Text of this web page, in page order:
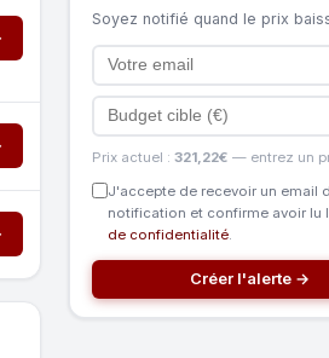
Soyez notifié quand le prix
Prix actuel : 321,22€ — entrez un
J'accepte de recevoir un email
notification et confirme avoir lu
de confidentialité.
Créer l'alerte →